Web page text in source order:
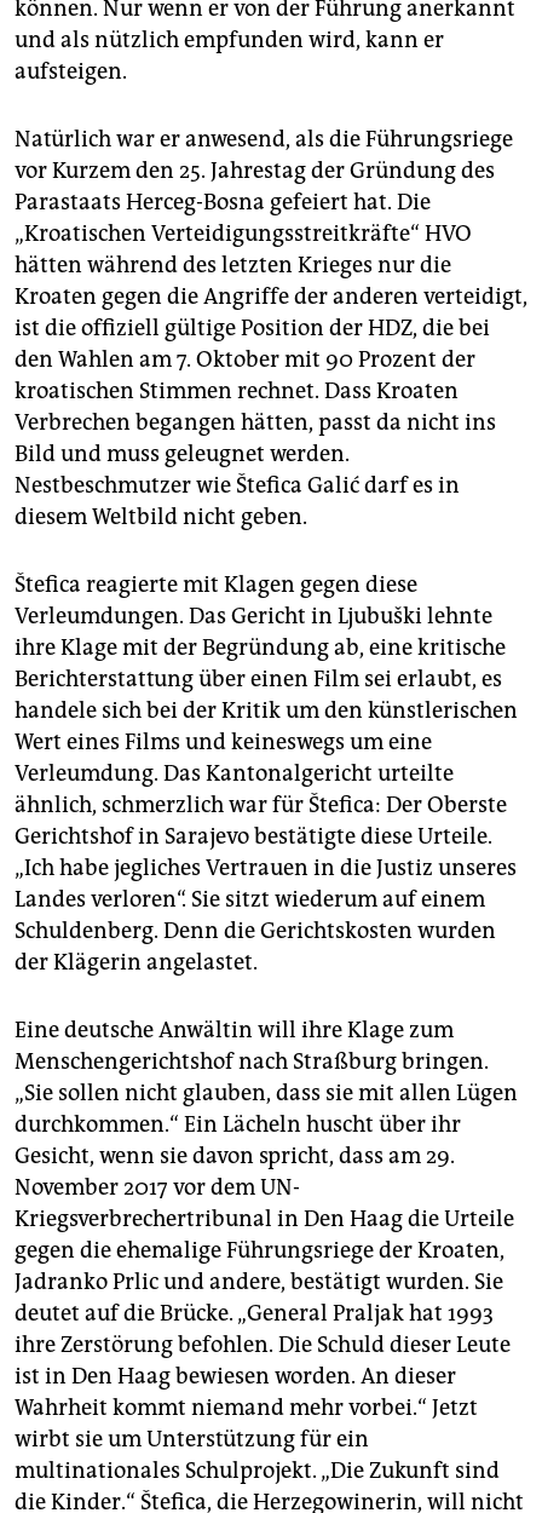
können. Nur wenn er von der Führung anerkannt
und als nützlich empfunden wird, kann er
aufsteigen.
Natürlich war er anwesend, als die Führungsriege
vor Kurzem den 25. Jahrestag der Gründung des
Parastaats Herceg-Bosna gefeiert hat. Die
„Kroatischen Verteidigungsstreitkräfte“ HVO
hätten während des letzten Krieges nur die
Kroaten gegen die Angriffe der anderen verteidigt,
ist die offiziell gültige Position der HDZ, die bei
den Wahlen am 7. Oktober mit 90 Prozent der
kroatischen Stimmen rechnet. Dass Kroaten
Verbrechen begangen hätten, passt da nicht ins
Bild und muss geleugnet werden.
Nestbeschmutzer wie Štefica Galić darf es in
diesem Weltbild nicht geben.
Štefica reagierte mit Klagen gegen diese
Verleumdungen. Das Gericht in Ljubuški lehnte
ihre Klage mit der Begründung ab, eine kritische
Berichterstattung über einen Film sei erlaubt, es
handele sich bei der Kritik um den künstlerischen
Wert eines Films und keineswegs um eine
Verleumdung. Das Kantonalgericht urteilte
ähnlich, schmerzlich war für Štefica: Der Oberste
Gerichtshof in Sarajevo bestätigte diese Urteile.
„Ich habe jegliches Vertrauen in die Justiz unseres
Landes verloren“. Sie sitzt wiederum auf einem
Schuldenberg. Denn die Gerichtskosten wurden
der Klägerin angelastet.
Eine deutsche Anwältin will ihre Klage zum
Menschengerichtshof nach Straßburg bringen.
„Sie sollen nicht glauben, dass sie mit allen Lügen
durchkommen.“ Ein Lächeln huscht über ihr
Gesicht, wenn sie davon spricht, dass am 29.
November 2017 vor dem UN-
Kriegsverbrechertribunal in Den Haag die Urteile
gegen die ehemalige Führungsriege der Kroaten,
Jadranko Prlic und andere, bestätigt wurden. Sie
deutet auf die Brücke. „General Praljak hat 1993
ihre Zerstörung befohlen. Die Schuld dieser Leute
ist in Den Haag bewiesen worden. An dieser
Wahrheit kommt niemand mehr vorbei.“ Jetzt
wirbt sie um Unterstützung für ein
multinationales Schulprojekt. „Die Zukunft sind
die Kinder.“ Štefica, die Herzegowinerin, will nicht